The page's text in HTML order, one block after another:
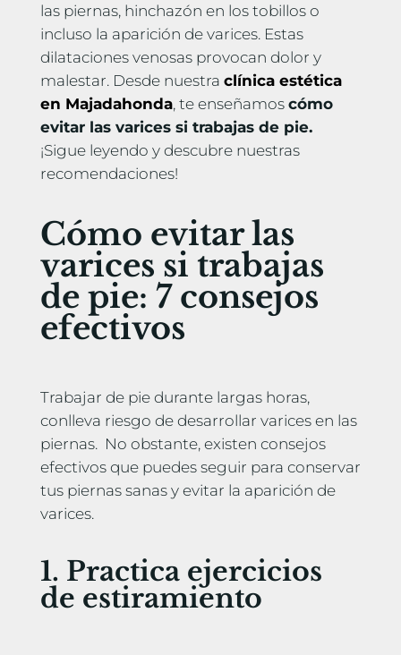
las piernas, hinchazón en los tobillos o
incluso la aparición de varices. Estas
dilataciones venosas provocan dolor y
malestar. Desde nuestra clínica estética
en Majadahonda, te enseñamos cómo
evitar las varices si trabajas de pie.
¡Sigue leyendo y descubre nuestras
recomendaciones!
Cómo evitar las
varices si trabajas
de pie: 7 consejos
efectivos
Trabajar de pie durante largas horas,
conlleva riesgo de desarrollar varices en las
piernas. No obstante, existen consejos
efectivos que puedes seguir para conservar
tus piernas sanas y evitar la aparición de
varices.
1. Practica ejercicios
de estiramiento